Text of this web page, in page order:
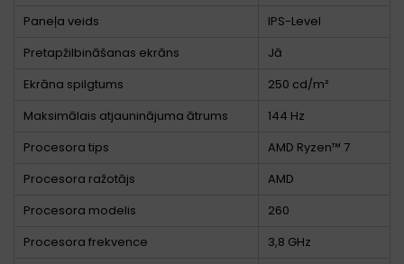
Paneļa veids
IPS-Level
Pretapžilbināšanas ekrāns
Jā
Ekrāna spilgtums
250 cd/m²
Maksimālais atjauninājuma ātrums
144 Hz
Procesora tips
AMD Ryzen™ 7
Procesora ražotājs
AMD
Procesora modelis
260
Procesora frekvence
3,8 GHz